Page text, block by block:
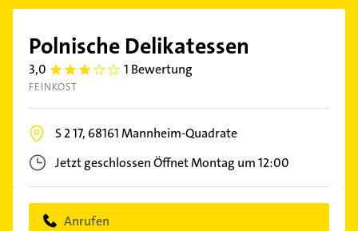
Polnische Delikatessen
3,0 3.0 1 Bewertung
FEINKOST
S 2 17, 68161Mannheim-Quadrate
Jetzt geschlossenÖffnet Montag um 12:00
Anrufen